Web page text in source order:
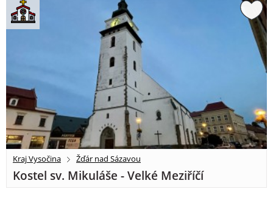
Kraj Vysočina Žďár nad Sázavou
Kostel sv. Mikuláše - Velké Meziříčí